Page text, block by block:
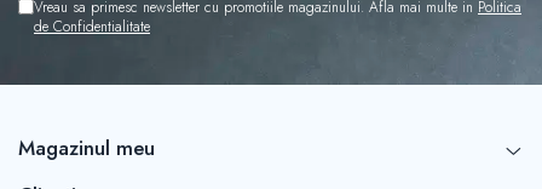
Vreau sa primesc newsletter cu promotiile magazinului. Afla mai multe in Politica
de Confidentialitate
Magazinul meu